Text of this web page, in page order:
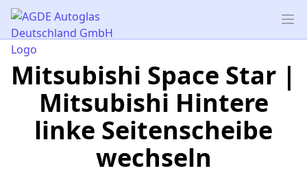
AGDE Autoglas Deutschland GmbH
Mitsubishi Space Star |
Mitsubishi Hintere
linke Seitenscheibe
wechseln